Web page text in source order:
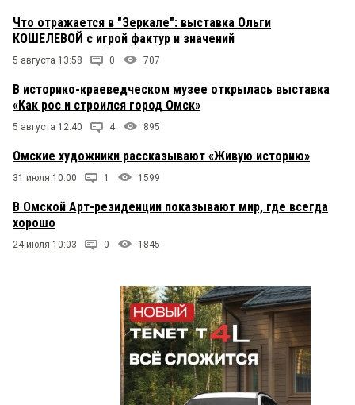
Что отражается в "Зеркале": выставка Ольги
КОШЕЛЕВОЙ с игрой фактур и значений
5 августа 13:58 0 707
В историко-краеведческом музее открылась выставка
«Как рос и строился город Омск»
5 августа 12:40 4 895
Омские художники рассказывают «Живую историю»
31 июля 10:00 1 1599
В Омской Арт-резиденции показывают мир, где всегда
хорошо
24 июля 10:03 0 1845